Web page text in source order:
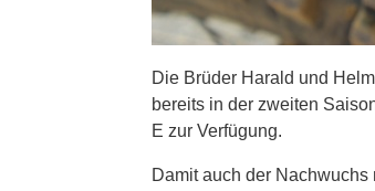
Die Brüder Harald und
bereits in der zweiten
E zur Verfügung.
Damit auch der